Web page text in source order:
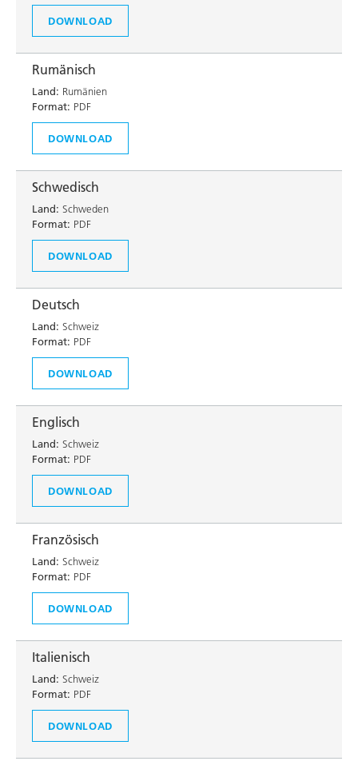
DOWNLOAD
Rumänisch
Land: Rumänien
Format: PDF
DOWNLOAD
Schwedisch
Land: Schweden
Format: PDF
DOWNLOAD
Deutsch
Land: Schweiz
Format: PDF
DOWNLOAD
Englisch
Land: Schweiz
Format: PDF
DOWNLOAD
Französisch
Land: Schweiz
Format: PDF
DOWNLOAD
Italienisch
Land: Schweiz
Format: PDF
DOWNLOAD